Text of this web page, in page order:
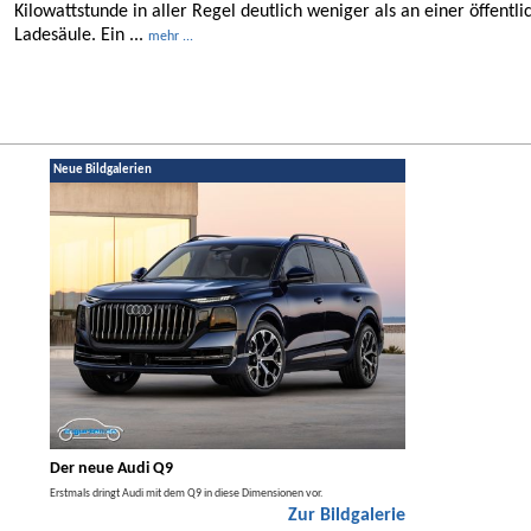
Kilowattstunde in aller Regel deutlich weniger als an einer
Ladesäule. Ein ... mehr ...
Neue Bildgalerien
Der neue Audi Q9
Erstmals dringt Audi mit dem Q9 in diese Dimensionen vor.
Zur Bildgalerie